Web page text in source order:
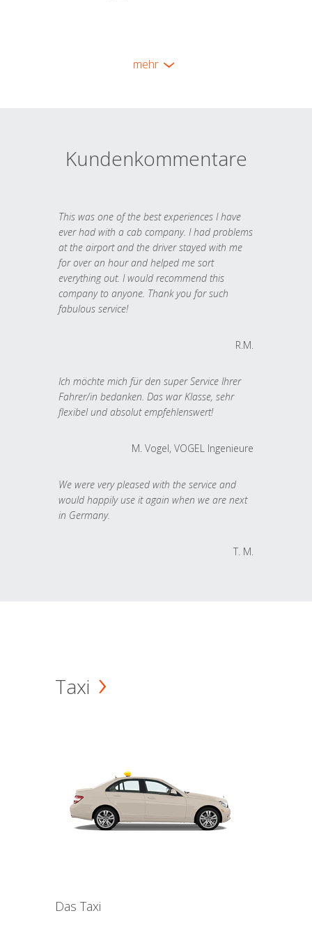
mehr
Kundenkommentare
This was one of the best experiences I have
ever had with a cab company. I had problems
at the airport and the driver stayed with me
for over an hour and helped me sort
everything out. I would recommend this
company to anyone. Thank you for such
fabulous service!
R.M.
Ich möchte mich für den super Service Ihrer
Fahrer/in bedanken. Das war Klasse, sehr
flexibel und absolut empfehlenswert!
M. Vogel, VOGEL Ingenieure
We were very pleased with the service and
would happily use it again when we are next
in Germany.
T. M.
Taxi
Das Taxi